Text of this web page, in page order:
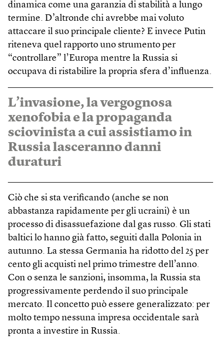
dinamica come una garanzia di stabilità a lungo
termine. D’altronde chi avrebbe mai voluto
attaccare il suo principale cliente? E invece Putin
riteneva quel rapporto uno strumento per
“controllare” l’Europa mentre la Russia si
occupava di ristabilire la propria sfera d’influenza.
L’invasione, la vergognosa
xenofobia e la propaganda
sciovinista a cui assistiamo in
Russia lasceranno danni
duraturi
Ciò che si sta verificando (anche se non
abbastanza rapidamente per gli ucraini) è un
processo di disassuefazione dal gas russo. Gli stati
baltici lo hanno già fatto, seguiti dalla Polonia in
autunno. La stessa Germania ha ridotto del 25 per
cento gli acquisti nel primo trimestre dell’anno.
Con o senza le sanzioni, insomma, la Russia sta
progressivamente perdendo il suo principale
mercato. Il concetto può essere generalizzato: per
molto tempo nessuna impresa occidentale sarà
pronta a investire in Russia.